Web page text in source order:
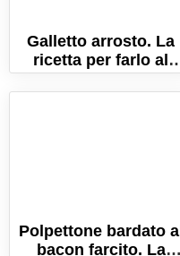
Galletto arrosto. La
ricetta per farlo al
forno con le patate!
Polpettone bardato al
bacon farcito. La